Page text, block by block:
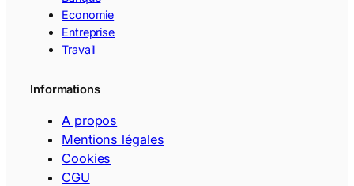
Economie
Entreprise
Travail
Informations
A propos
Mentions légales
Cookies
CGU